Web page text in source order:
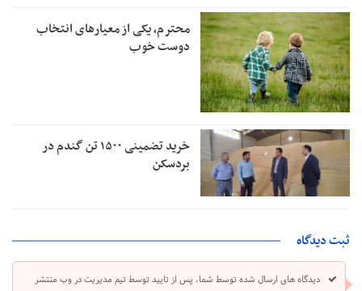
محترم، یکی از معیارهای انتخاب
دوست خوب
خرید تضمینی ۱۵۰۰ تن گندم در
بردسکن
ثبت دیدگاه
دیدگاه های ارسال شده توسط شما، پس از تایید توسط تیم مدیریت در وب منتشر